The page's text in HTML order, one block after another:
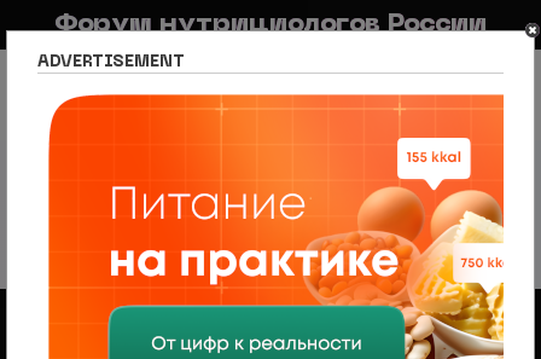
Форум нутрициологов России
FAQ Правила
Список регионов
Калининград
2 темы • Страница1из 1
Объявления
Менеджер по продажам (B2B/B2C) в НЦПС
ADVERTISEMENT